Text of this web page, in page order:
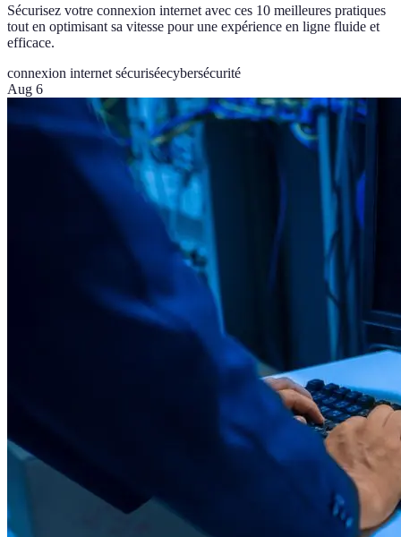
Sécurisez votre connexion internet avec ces 10 meilleures pratiques
tout en optimisant sa vitesse pour une expérience en ligne fluide et
efficace.
connexion internet sécuriséecybersécurité
Aug 6